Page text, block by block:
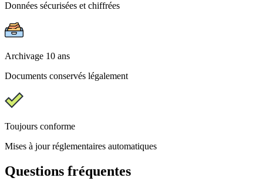
Données sécurisées et chiffrées
Archivage 10 ans
Documents conservés légalement
Toujours conforme
Mises à jour réglementaires automatiques
Questions fréquentes